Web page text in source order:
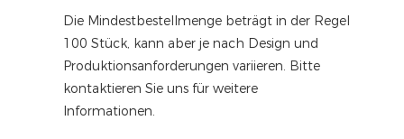
Die Mindestbestellmenge beträgt in der Regel
100 Stück, kann aber je nach Design und
Produktionsanforderungen variieren. Bitte
kontaktieren Sie uns für weitere
Informationen.